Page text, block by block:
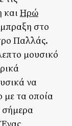
καιΗρώ
στο
Παλλάς.
μουσικό
να
με τα οποία
σήμερα